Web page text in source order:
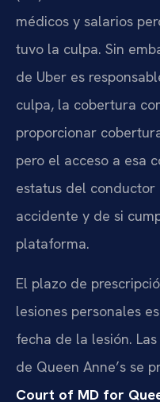
médicos y salarios
tuvo la culpa. Sin
de Uber es
culpa, la cobertura
proporcionar
pero el acceso a esa
estatus del
accidente y de si
plataforma.
El plazo de
lesiones personales
fecha de la lesión.
de Queen Anne’s se
Court of MD for